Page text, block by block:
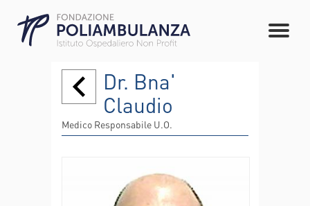
Dr. Bna'
Claudio
Medico Responsabile U.O.